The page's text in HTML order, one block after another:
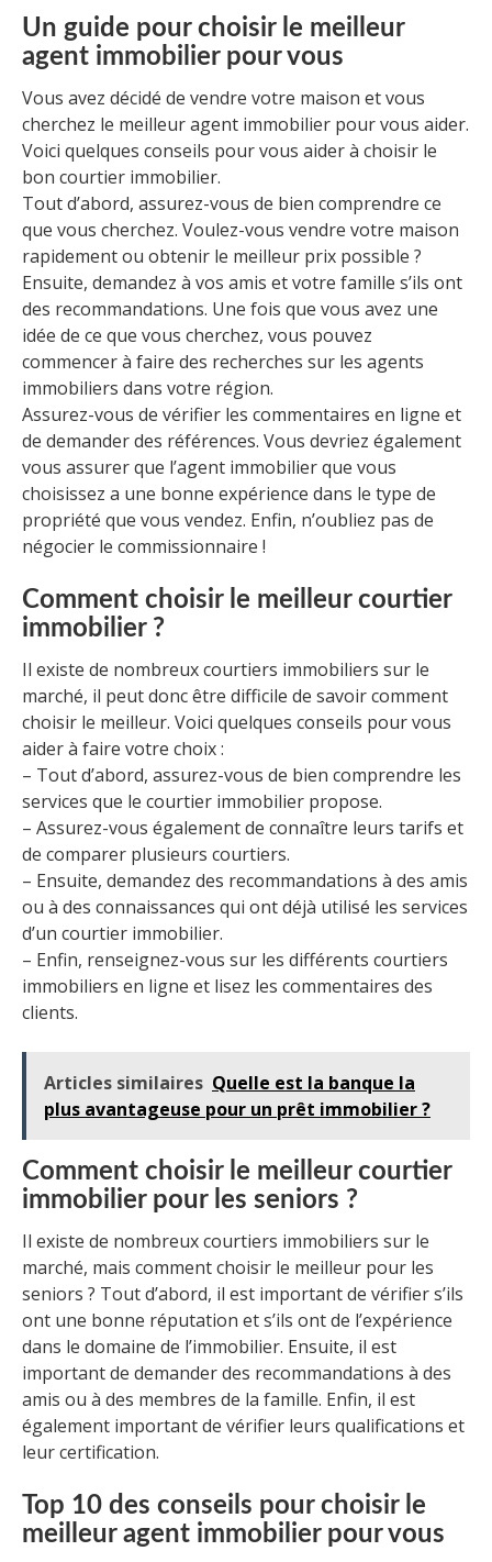
Un guide pour choisir le meilleur
agent immobilier pour vous
Vous avez décidé de vendre votre maison et vous
cherchez le meilleur agent immobilier pour vous aider.
Voici quelques conseils pour vous aider à choisir le
bon courtier immobilier.
Tout d’abord, assurez-vous de bien comprendre ce
que vous cherchez. Voulez-vous vendre votre maison
rapidement ou obtenir le meilleur prix possible ?
Ensuite, demandez à vos amis et votre famille s’ils ont
des recommandations. Une fois que vous avez une
idée de ce que vous cherchez, vous pouvez
commencer à faire des recherches sur les agents
immobiliers dans votre région.
Assurez-vous de vérifier les commentaires en ligne et
de demander des références. Vous devriez également
vous assurer que l’agent immobilier que vous
choisissez a une bonne expérience dans le type de
propriété que vous vendez. Enfin, n’oubliez pas de
négocier le commissionnaire !
Comment choisir le meilleur courtier
immobilier ?
Il existe de nombreux courtiers immobiliers sur le
marché, il peut donc être difficile de savoir comment
choisir le meilleur. Voici quelques conseils pour vous
aider à faire votre choix :
– Tout d’abord, assurez-vous de bien comprendre les
services que le courtier immobilier propose.
– Assurez-vous également de connaître leurs tarifs et
de comparer plusieurs courtiers.
– Ensuite, demandez des recommandations à des amis
ou à des connaissances qui ont déjà utilisé les services
d’un courtier immobilier.
– Enfin, renseignez-vous sur les différents courtiers
immobiliers en ligne et lisez les commentaires des
clients.
Articles similaires Quelle est la banque la
plus avantageuse pour un prêt immobilier ?
Comment choisir le meilleur courtier
immobilier pour les seniors ?
Il existe de nombreux courtiers immobiliers sur le
marché, mais comment choisir le meilleur pour les
seniors ? Tout d’abord, il est important de vérifier s’ils
ont une bonne réputation et s’ils ont de l’expérience
dans le domaine de l’immobilier. Ensuite, il est
important de demander des recommandations à des
amis ou à des membres de la famille. Enfin, il est
également important de vérifier leurs qualifications et
leur certification.
Top 10 des conseils pour choisir le
meilleur agent immobilier pour vous